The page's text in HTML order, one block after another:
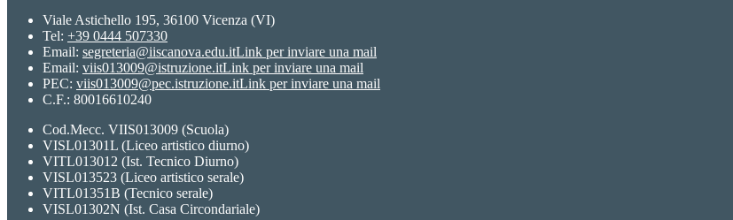
Viale Astichello 195, 36100 Vicenza (VI)
Tel: +39 0444 507330
Email: segreteria@iiscanova.edu.itLink per inviare una mail
Email: viis013009@istruzione.itLink per inviare una mail
PEC: viis013009@pec.istruzione.itLink per inviare una mail
C.F.: 80016610240
Cod.Mecc. VIIS013009 (Scuola)
VISL01301L (Liceo artistico diurno)
VITL013012 (Ist. Tecnico Diurno)
VISL013523 (Liceo artistico serale)
VITL01351B (Tecnico serale)
VISL01302N (Ist. Casa Circondariale)